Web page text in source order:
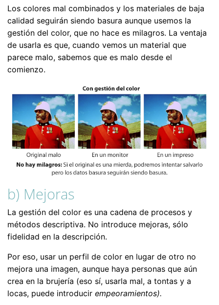
Los colores mal combinados y los materiales de baja
calidad seguirán siendo basura aunque usemos la
gestión del color, que no hace es milagros. La ventaja
de usarla es que, cuando vemos un material que
parece malo, sabemos que es malo desde el
comienzo.
b) Mejoras
La gestión del color es una cadena de procesos y
métodos descriptiva. No introduce mejoras, sólo
fidelidad en la descripción.
Por eso, usar un perfil de color en lugar de otro no
mejora una imagen, aunque haya personas que aún
crea en la brujería (eso sí, usarla mal, a tontas y a
locas, puede introducir empeoramientos).